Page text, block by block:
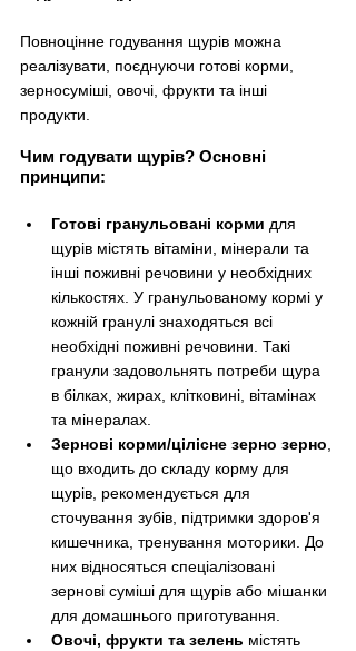
Повноцінне годування щурів можна
реалізувати, поєднуючи готові корми,
зерносуміші, овочі, фрукти та інші
продукти.
Чим годувати щурів? Основні
принципи:
Готові гранульовані корми для
щурів містять вітаміни, мінерали та
інші поживні речовини у необхідних
кількостях. У гранульованому кормі у
кожній гранулі знаходяться всі
необхідні поживні речовини. Такі
гранули задовольнять потреби щура
в білках, жирах, клітковині, вітамінах
та мінералах.
Зернові корми/цілісне зерно зерно,
що входить до складу корму для
щурів, рекомендується для
сточування зубів, підтримки здоров'я
кишечника, тренування моторики. До
них відносяться спеціалізовані
зернові суміші для щурів або мішанки
для домашнього приготування.
Овочі, фрукти та зелень містять